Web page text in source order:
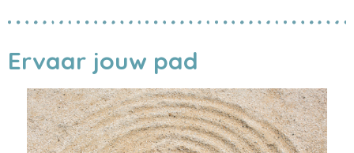
Ervaar jouw pad